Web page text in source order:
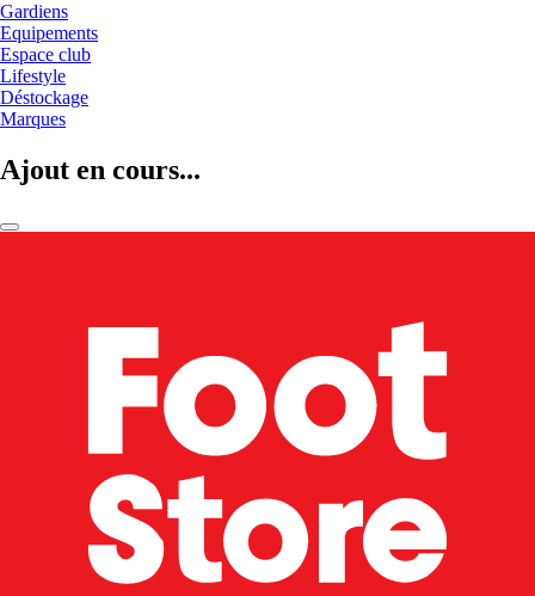
Gardiens
Equipements
Espace club
Lifestyle
Déstockage
Marques
Ajout en cours...